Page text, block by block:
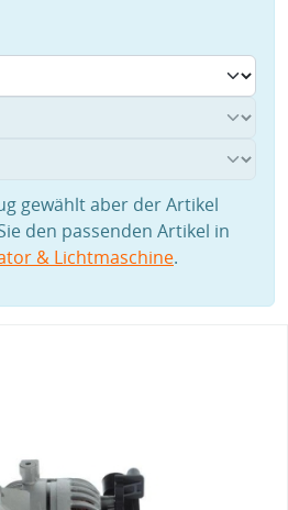
gewählt aber der Artikel
den passenden Artikel in
& Lichtmaschine.